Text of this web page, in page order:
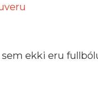
ekki eru